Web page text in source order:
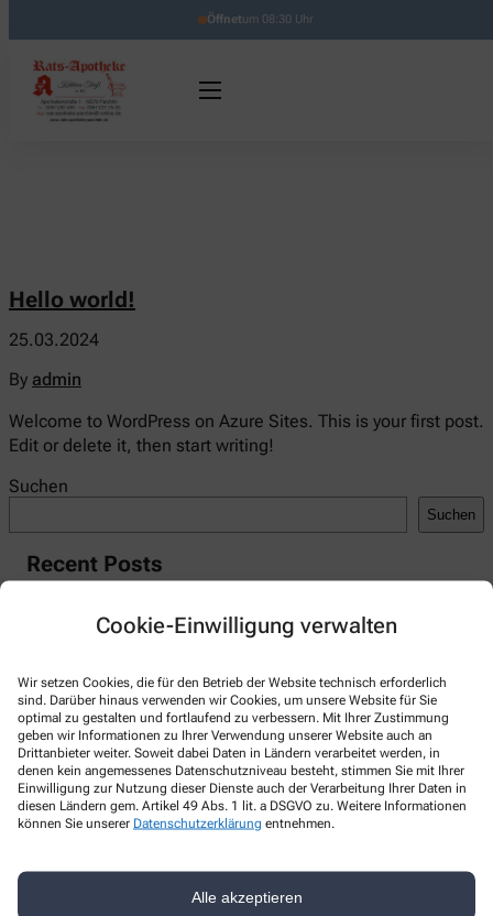
Cookie-Einwilligung verwalten
Wir setzen Cookies, die für den Betrieb der Website technisch erforderlich
sind. Darüber hinaus verwenden wir Cookies, um unsere Website für Sie
optimal zu gestalten und fortlaufend zu verbessern. Mit Ihrer Zustimmung
geben wir Informationen zu Ihrer Verwendung unserer Website auch an
Drittanbieter weiter. Soweit dabei Daten in Ländern verarbeitet werden, in
denen kein angemessenes Datenschutzniveau besteht, stimmen Sie mit Ihrer
Einwilligung zur Nutzung dieser Dienste auch der Verarbeitung Ihrer Daten in
diesen Ländern gem. Artikel 49 Abs. 1 lit. a DSGVO zu. Weitere Informationen
können Sie unserer Datenschutzerklärung entnehmen.
Alle akzeptieren
Öffnetum 08:30 Uhr
Hello world!
25.03.2024
By admin
Welcome to WordPress on Azure Sites. This is your first post.
Edit or delete it, then start writing!
Suchen
Suchen
Recent Posts
A WordPress CommenterzuHello world!
Kontakt